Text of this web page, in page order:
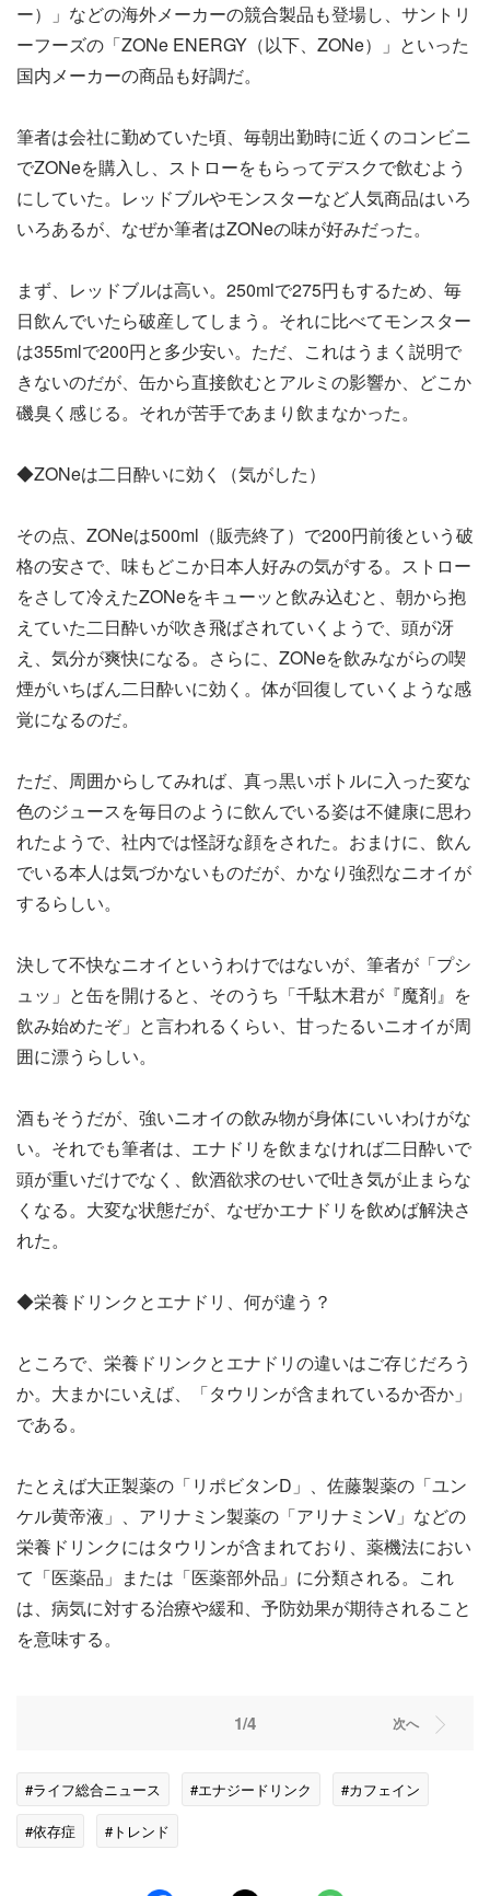
ー）」などの海外メーカーの競合製品も登場し、サントリ
ーフーズの「ZONe ENERGY（以下、ZONe）」といった
国内メーカーの商品も好調だ。
筆者は会社に勤めていた頃、毎朝出勤時に近くのコンビニ
でZONeを購入し、ストローをもらってデスクで飲むよう
にしていた。レッドブルやモンスターなど人気商品はいろ
いろあるが、なぜか筆者はZONeの味が好みだった。
まず、レッドブルは高い。250mlで275円もするため、毎
日飲んでいたら破産してしまう。それに比べてモンスター
は355mlで200円と多少安い。ただ、これはうまく説明で
きないのだが、缶から直接飲むとアルミの影響か、どこか
磯臭く感じる。それが苦手であまり飲まなかった。
◆ZONeは二日酔いに効く（気がした）
その点、ZONeは500ml（販売終了）で200円前後という破
格の安さで、味もどこか日本人好みの気がする。ストロー
をさして冷えたZONeをキューッと飲み込むと、朝から抱
えていた二日酔いが吹き飛ばされていくようで、頭が冴
え、気分が爽快になる。さらに、ZONeを飲みながらの喫
煙がいちばん二日酔いに効く。体が回復していくような感
覚になるのだ。
ただ、周囲からしてみれば、真っ黒いボトルに入った変な
色のジュースを毎日のように飲んでいる姿は不健康に思わ
れたようで、社内では怪訝な顔をされた。おまけに、飲ん
でいる本人は気づかないものだが、かなり強烈なニオイが
するらしい。
決して不快なニオイというわけではないが、筆者が「プシ
ュッ」と缶を開けると、そのうち「千駄木君が『魔剤』を
飲み始めたぞ」と言われるくらい、甘ったるいニオイが周
囲に漂うらしい。
酒もそうだが、強いニオイの飲み物が身体にいいわけがな
い。それでも筆者は、エナドリを飲まなければ二日酔いで
頭が重いだけでなく、飲酒欲求のせいで吐き気が止まらな
くなる。大変な状態だが、なぜかエナドリを飲めば解決さ
れた。
◆栄養ドリンクとエナドリ、何が違う？
ところで、栄養ドリンクとエナドリの違いはご存じだろう
か。大まかにいえば、「タウリンが含まれているか否か」
である。
たとえば大正製薬の「リポビタンD」、佐藤製薬の「ユン
ケル黄帝液」、アリナミン製薬の「アリナミンV」などの
栄養ドリンクにはタウリンが含まれており、薬機法におい
て「医薬品」または「医薬部外品」に分類される。これ
は、病気に対する治療や緩和、予防効果が期待されること
を意味する。
1/4 次へ
#ライフ総合ニュース #エナジードリンク
#カフェイン
#依存症
#トレンド